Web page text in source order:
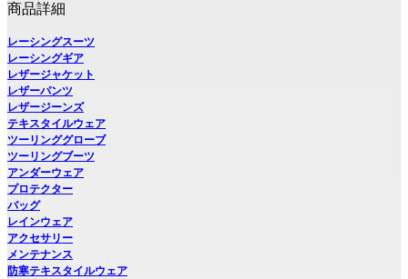
商品詳細
レーシングスーツ
レーシングギア
レザージャケット
レザーパンツ
レザージーンズ
テキスタイルウェア
ツーリンググローブ
ツーリングブーツ
アンダーウェア
プロテクター
バッグ
レインウェア
アクセサリー
メンテナンス
防寒テキスタイルウェア